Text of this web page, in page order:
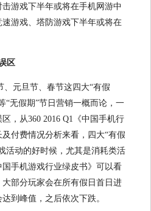
游戏下半年或将在手机网游中
游戏、塔防游戏下半年或将在
区
、元旦节、春节这四大“有假
“无假期”节日营销一概而论，一
，从360 2016 Q1《中国手机行
付费情况分析来看，四大“有假
活动的好时候，尤其是消耗类活
手机游戏行业绿皮书》可以看
部分玩家会在所有假日首日进
到峰值，之后依次下跌。